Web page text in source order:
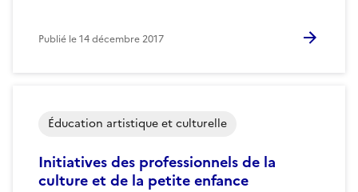
Publié le14 décembre 2017
Initiatives des professionnels de la
culture et de la petite enfance
Éducation artistique et culturelle